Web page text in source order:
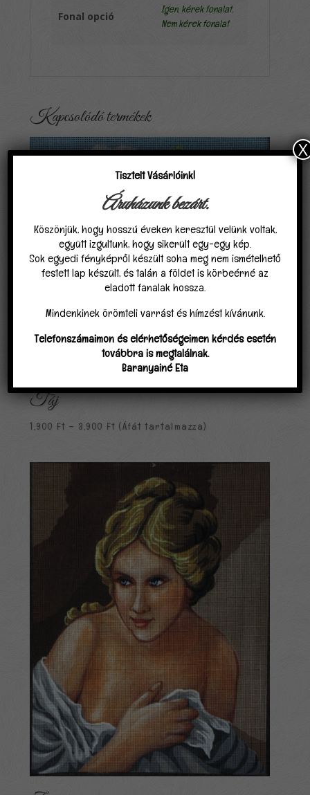
Fonal opció
Igen, kérek fonalat,
Nem kérek fonalat
Kapcsolódó termékek
Táj
1,900 Ft – 3,900 Ft Ártartomány:
(Áfát tartalmazza)
Tisztelt Vásárlóink!
Áruházunk bezárt.
Köszönjük, hogy hosszú éveken keresztül velünk voltak,
együtt izgultunk, hogy sikerült egy-egy kép.
Sok egyedi fényképről készült soha meg nem ismételhető
festett lap készült, és talán a földet is körbeérné az
eladott fanalak hossza.
Mindenkinek örömteli varrást és hímzést kívánunk.
Telefonszámaimon és elérhetőségeimen kérdés esetén
továbbra is megtalálnak.
Baranyainé Eta
X